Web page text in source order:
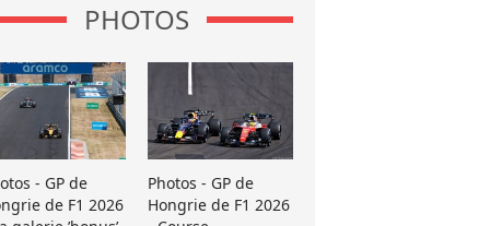
PHOTOS
- GP de
de F1 2026
Photos - GP de
Hongrie de F1 2026